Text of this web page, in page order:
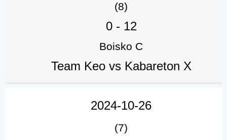
(8)
0- 12
Boisko C
Team Keo vs Kabareton X
2024-10-26
(7)